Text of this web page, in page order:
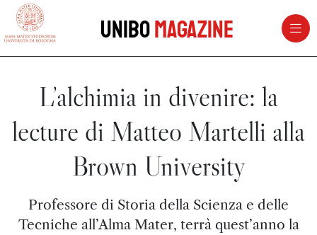
vai al contenuto della pagina
UniboMagazine
L’alchimia in divenire: la
lecture di Matteo Martelli alla
Brown University
Professore di Storia della Scienza e delle
Tecniche all’Alma Mater, terrà quest’anno la